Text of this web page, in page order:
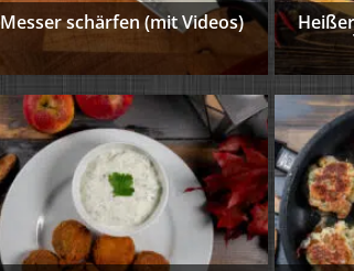
Messer schärfen (mit Videos)